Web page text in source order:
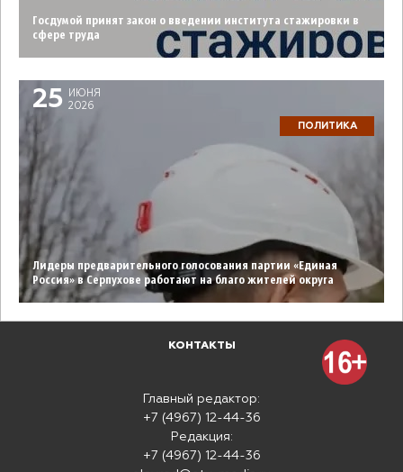
Госдумой принят закон о введении института стажировки в
сфере труда
25
ИЮНЯ
2026
ПОЛИТИКА
Лидеры предварительного голосования партии «Единая
Россия» в Серпухове работают на благо жителей округа
КОНТАКТЫ
Главный редактор:
+7 (4967) 12-44-36
Редакция:
+7 (4967) 12-44-36